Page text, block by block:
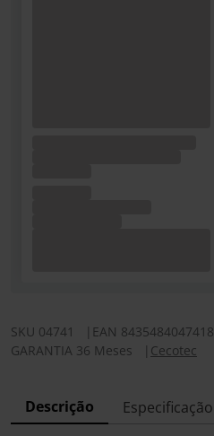
SKU 04741 EAN 8435484047418
GARANTIA 36 Meses
Cecotec
Descrição Especificação